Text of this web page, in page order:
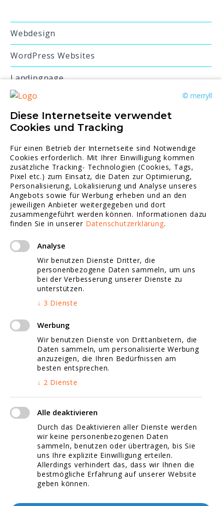
Webdesign
WordPress Websites
Landingpage
Website Inhalte schreiben
Professionelle Onlineshops
Online Marketing
Suchmaschinen Marketing
Webdesign Referenzen
Tracking / Statistik
Website Redesign
Website Fotografie
Jobs
Google Map Marketing
Video Marketing
Suchmaschinenoptimierung
Datenschutzerklärung
Impressum
Kontaktieren Sie uns!
© merryll
Diese Internetseite verwendet
Cookies und Tracking
Für einen Betrieb der Internetseite sind Notwendige
Cookies erforderlich. Mit Ihrer Einwilligung kommen
zusätzliche Tracking- Technologien (Cookies, Tags,
Pixel etc.) zum Einsatz, die Daten zur Optimierung,
Personalisierung, Lokalisierung und Analyse unseres
Angebots sowie für Werbung erheben und an den
jeweiligen Anbieter weitergegeben und dort
zusammengeführt werden können. Informationen dazu
finden Sie in unserer Datenschutzerklärung.
Analyse
Wir benutzen Dienste Dritter, die
personenbezogene Daten sammeln, um uns
bei der Verbesserung unserer Dienste zu
unterstützen.
↓ 3 Dienste
Werbung
Wir benutzen Dienste von Drittanbietern, die
Daten sammeln, um personalisierte Werbung
anzuzeigen, die Ihren Bedürfnissen am
besten entsprechen.
↓ 2 Dienste
Alle deaktivieren
Durch das Deaktivieren aller Dienste werden
wir keine personenbezogenen Daten
sammeln, benutzen oder übertragen, bis Sie
uns Ihre explizite Einwilligung erteilen.
Allerdings verhindert das, dass wir Ihnen die
bestmögliche Erfahrung auf unserer Website
geben können.